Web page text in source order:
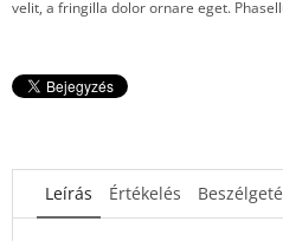
velit, a fringilla dolor ornare eget.
Leírás Értékelés